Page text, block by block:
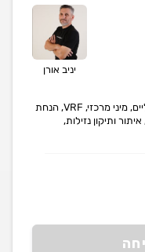
יניב אורן
מכירה, תיקון והתקנת כל סוגי המזגנים - עיליים, מיני מרכזי, VRF, הנחת
ותיקון נזילות,